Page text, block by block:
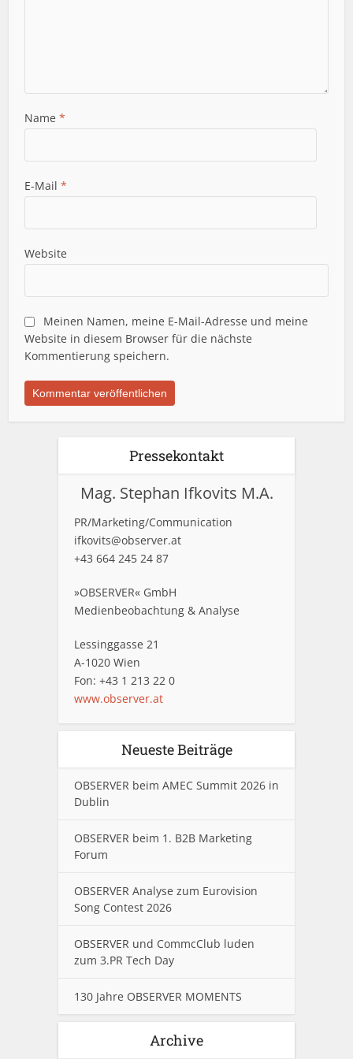
Name*
E-Mail*
Website
Meinen Namen, meine E-Mail-Adresse und meine
Website in diesem Browser für die nächste
Kommentierung speichern.
Pressekontakt
Mag. Stephan Ifkovits M.A.
PR/Marketing/Communication
ifkovits@observer.at
+43 664 245 24 87
»OBSERVER« GmbH
Medienbeobachtung & Analyse
Lessinggasse 21
A-1020 Wien
Fon: +43 1 213 22 0
www.observer.at
Neueste Beiträge
OBSERVER beim AMEC Summit 2026 in
Dublin
OBSERVER beim 1. B2B Marketing
Forum
OBSERVER Analyse zum Eurovision
Song Contest 2026
OBSERVER und CommcClub luden
zum 3.PR Tech Day
130 Jahre OBSERVER MOMENTS
Archive